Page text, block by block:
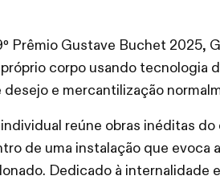
Prêmio Gustave Buchet 2025,
corpo usando tecnologia
desejo e mercantilização
reúne obras inéditas do
de uma instalação que evoca
Dedicado à internalidade